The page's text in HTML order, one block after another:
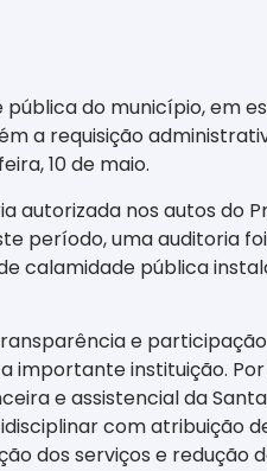
do município, em
a requisição
10 de maio.
nos autos do
período, uma auditoria
calamidade pública
e
importante instituição.
e assistencial da
com atribuição
dos serviços e redução